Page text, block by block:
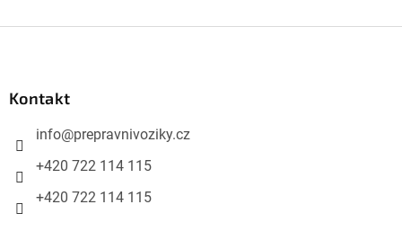
pKontakt
info@prepravnivoziky.cz
+420 722 114 115
+420 722 114 115